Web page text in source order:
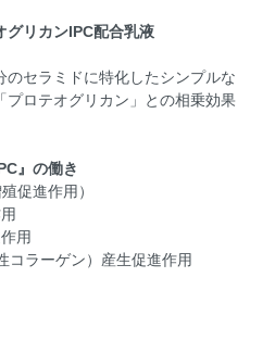
リカンIPC配合乳液
セラミドに特化したシンプルな
ロテオグリカン」との相乗効果
』の働き
促進作用）
用
ラーゲン）産生促進作用